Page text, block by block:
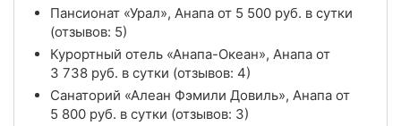
Пансионат «Урал», Анапа от 5 500 руб. в сутки
(отзывов: 5)
Курортный отель «Анапа-Океан», Анапа от
3 738 руб. в сутки (отзывов: 4)
Санаторий «Алеан Фэмили Довиль», Анапа от
5 800 руб. в сутки (отзывов: 3)